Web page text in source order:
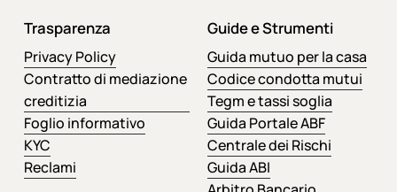
Trasparenza
Privacy Policy
Contratto di mediazione
creditizia
Foglio informativo
KYC
Reclami
Guide e Strumenti
Guida mutuo per la casa
Codice condotta mutui
Tegm e tassi soglia
Guida Portale ABF
Centrale dei Rischi
Guida ABI